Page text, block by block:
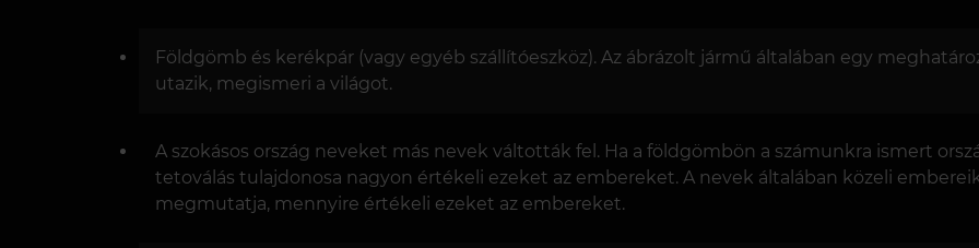
Földgömb és kerékpár (vagy egyéb szállítóeszköz). Az ábrázolt jármű általában egy
utazik, megismeri a világot.
A szokásos ország neveket más nevek váltották fel. Ha a földgömbön a számunkra ismert
tetoválás tulajdonosa nagyon értékeli ezeket az embereket. A nevek általában közeli
megmutatja, mennyire értékeli ezeket az embereket.